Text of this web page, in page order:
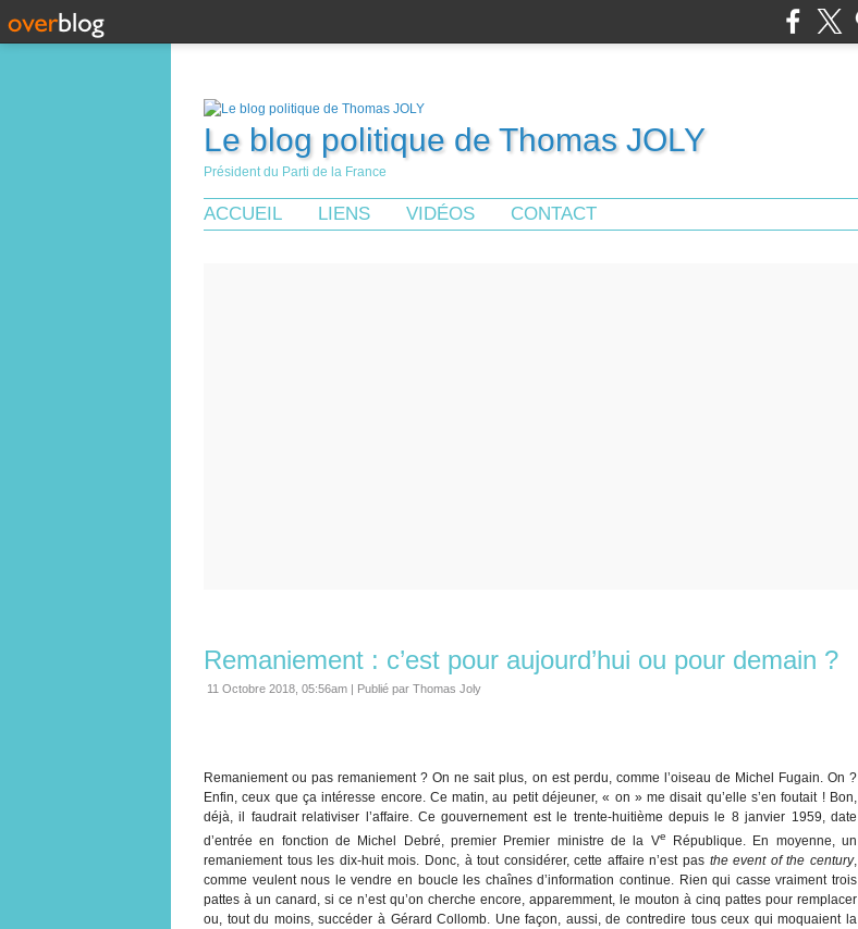
Le blog politique de Thomas JOLY
Président du Parti de la France
ACCUEIL LIENS VIDÉOS CONTACT
Remaniement : c’est pour aujourd’hui ou pour demain ?
11 Octobre 2018, 05:56am | Publié par Thomas Joly
Remaniement ou pas remaniement ? On ne sait plus, on est perdu, comme l’oiseau de Michel Fugain. On ?
Enfin, ceux que ça intéresse encore. Ce matin, au petit déjeuner, « on » me disait qu’elle s’en foutait ! Bon,
déjà, il faudrait relativiser l’affaire. Ce gouvernement est le trente-huitième depuis le 8 janvier 1959, date
d’entrée en fonction de Michel Debré, premier Premier ministre de la Ve
République. En moyenne, un
remaniement tous les dix-huit mois. Donc, à tout considérer, cette affaire n’est pas the event of the century,
comme veulent nous le vendre en boucle les chaînes d’information continue. Rien qui casse vraiment trois
pattes à un canard, si ce n’est qu’on cherche encore, apparemment, le mouton à cinq pattes pour remplacer
ou, tout du moins, succéder à Gérard Collomb. Une façon, aussi, de contredire tous ceux qui moquaient la